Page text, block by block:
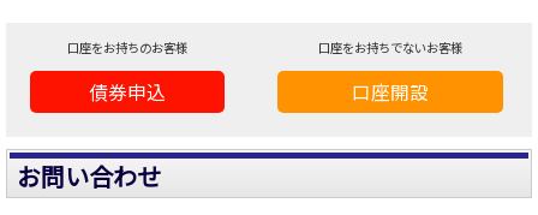
口座をお持ちのお客様
債券申込
口座をお持ちでないお客様
口座開設
お問い合わせ